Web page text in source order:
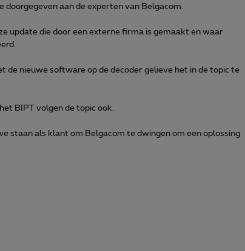
doorgegeven aan de experten van Belgacom.
update die door een externe firma is gemaakt en waar
de nieuwe software op de decoder gelieve het in de topic te
BIPT volgen de topic ook.
staan als klant om Belgacom te dwingen om een oplossing